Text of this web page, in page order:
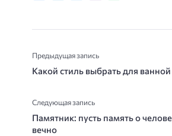
Предыдущая запись
Какой стиль выбрать для
Следующая запись
Памятник: пусть память о
вечно